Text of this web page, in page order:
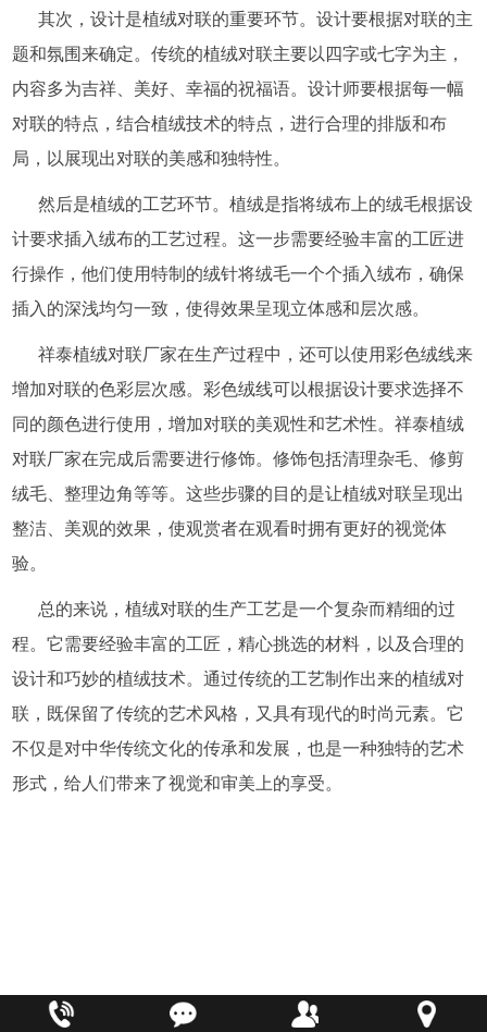
其次，设计是植绒对联的重要环节。设计要根据对联的主
题和氛围来确定。传统的植绒对联主要以四字或七字为主，
内容多为吉祥、美好、幸福的祝福语。设计师要根据每一幅
对联的特点，结合植绒技术的特点，进行合理的排版和布
局，以展现出对联的美感和独特性。
然后是植绒的工艺环节。植绒是指将绒布上的绒毛根据设
计要求插入绒布的工艺过程。这一步需要经验丰富的工匠进
行操作，他们使用特制的绒针将绒毛一个个插入绒布，确保
插入的深浅均匀一致，使得效果呈现立体感和层次感。
祥泰植绒对联厂家在生产过程中，还可以使用彩色绒线来
增加对联的色彩层次感。彩色绒线可以根据设计要求选择不
同的颜色进行使用，增加对联的美观性和艺术性。祥泰植绒
对联厂家在完成后需要进行修饰。修饰包括清理杂毛、修剪
绒毛、整理边角等等。这些步骤的目的是让植绒对联呈现出
整洁、美观的效果，使观赏者在观看时拥有更好的视觉体
验。
总的来说，植绒对联的生产工艺是一个复杂而精细的过
程。它需要经验丰富的工匠，精心挑选的材料，以及合理的
设计和巧妙的植绒技术。通过传统的工艺制作出来的植绒对
联，既保留了传统的艺术风格，又具有现代的时尚元素。它
不仅是对中华传统文化的传承和发展，也是一种独特的艺术
形式，给人们带来了视觉和审美上的享受。